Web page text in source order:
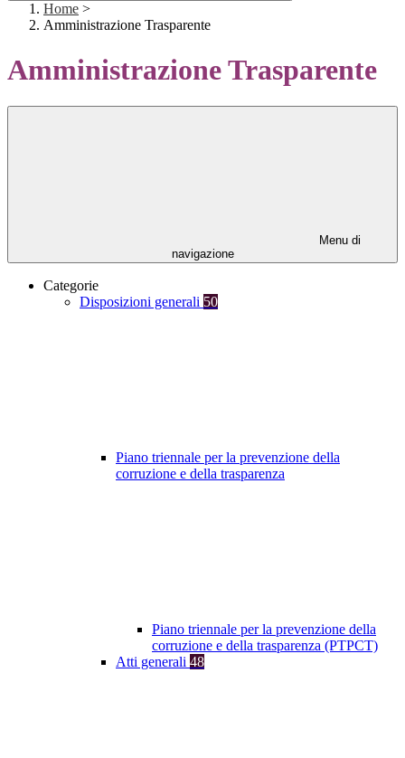
Home >
Amministrazione Trasparente
Amministrazione Trasparente
Menu di
navigazione
Categorie
Disposizioni generali 50
Piano triennale per la prevenzione della
corruzione e della trasparenza
Piano triennale per la prevenzione della
corruzione e della trasparenza (PTPCT)
Atti generali 48